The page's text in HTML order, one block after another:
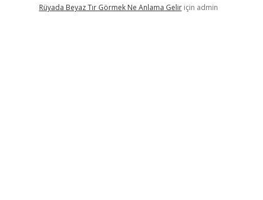
Rüyada Beyaz Tır Görmek Ne Anlama Geliriçin admin